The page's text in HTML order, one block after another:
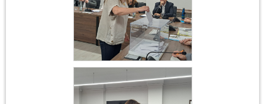
Constitució
Ajuntament 17 de juny
2023